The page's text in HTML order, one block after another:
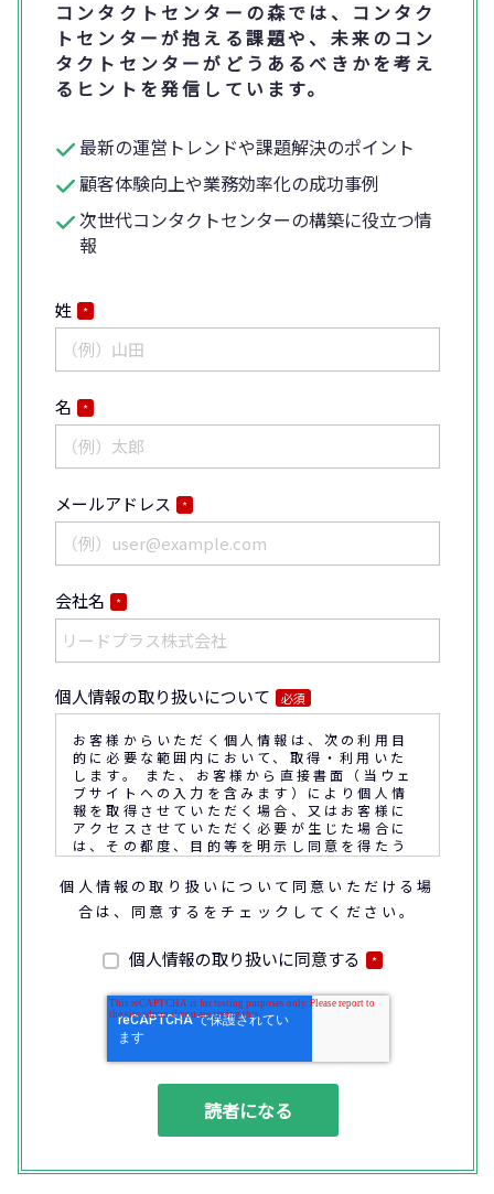
コンタクトセンターの森では、コンタク
トセンターが抱える課題や、未来のコン
タクトセンターがどうあるべきかを考え
るヒントを発信しています。
最新の運営トレンドや課題解決のポイント
顧客体験向上や業務効率化の成功事例
次世代コンタクトセンターの構築に役立つ情
報
姓 *
名 *
メールアドレス *
会社名 *
個人情報の取り扱いについて 必須
お客様からいただく個人情報は、次の利用目
的に必要な範囲内において、取得・利用いた
します。 また、お客様から直接書面（当ウェ
ブサイトへの入力を含みます）により個人情
報を取得させていただく場合、又はお客様に
アクセスさせていただく必要が生じた場合に
は、その都度、目的等を明示し同意を得たう
えで取得又はアクセスさせていただきます。
なお、通話内容の確認や応対品質の評価・研
客様との通話内容を書面、音声又は電子的方
法により記録させていただくことがありま
◆個人情報の利用目的
(1) お問い合わせいただいた内容やご相談に
行、その他業務上必要な事務連絡を行うため
(3) ご要望いただいた資料の発送や確認した
(4) ダイレクトメール、電子メール、電話等
個人情報の取り扱いについて同意いただける場
合は、同意するをチェックしてください。
個人情報の取り扱いに同意する *